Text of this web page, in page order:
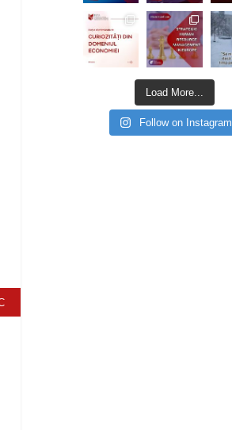
Load More...
Follow on Instagram